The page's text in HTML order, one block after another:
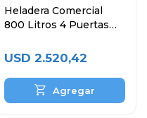
Heladera Comercial
800 Litros 4 Puertas
USD 2.520,42